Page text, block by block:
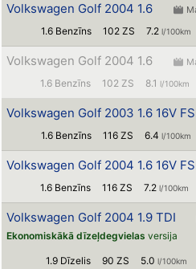
Volkswagen Golf 2004 1.6
1.6 Benzīns 102 ZS 7.2l/100km
Volkswagen Golf 2004 1.6
1.6 Benzīns 102 ZS 8.1 l/100km
Volkswagen Golf 2003 1.6 16V
1.6 Benzīns 116 ZS 6.4l/100km
Volkswagen Golf 2004 1.6 16V
1.6 Benzīns 116 ZS 7.2l/100km
Volkswagen Golf 2004 1.9 TDI
Ekonomiskākā dīzeļdegvielas versija
1.9 Dīzelis 90 ZS 5.0 l/100km